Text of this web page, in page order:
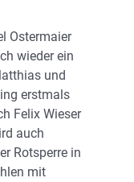
Ostermaier
wieder ein
und
erstmals
Felix Wieser
auch
Rotsperre in
mit